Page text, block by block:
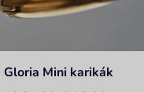
Gloria Mini karikák